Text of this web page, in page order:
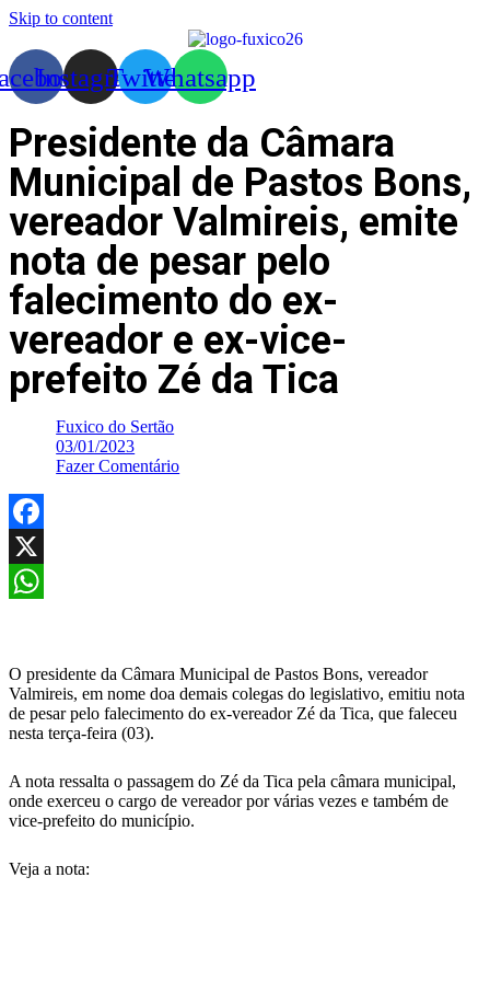
Skip to content
InstagramTwitterWhatsapp
Presidente da Câmara
Municipal de Pastos Bons,
vereador Valmireis, emite
nota de pesar pelo
falecimento do ex-
vereador e ex-vice-
prefeito Zé da Tica
Fuxico do Sertão
03/01/2023
Fazer Comentário
Facebook
X
O presidente da Câmara Municipal de Pastos Bons, vereador
Valmireis, em nome doa demais colegas do legislativo, emitiu nota
de pesar pelo falecimento do ex-vereador Zé da Tica, que faleceu
nesta terça-feira (03).
A nota ressalta o passagem do Zé da Tica pela câmara municipal,
onde exerceu o cargo de vereador por várias vezes e também de
vice-prefeito do município.
Veja a nota: